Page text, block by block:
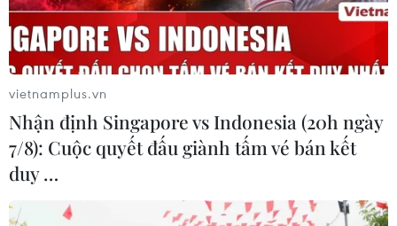
3. Băng ép bất động khi bị một số loại rắn hổ
cắn (rắn cạp nong, cạp nia, hổ mang chúa,
rắn biển và một số giống rắn hổ mang
thường).
4. Đưa bệnh nhân đến cơ sở y tế đồng thời
duy trì băng ép, bất động.
vietnamplus.vn
Nhận định Singapore vs Indonesia (20h ngày
7/8): Cuộc quyết đấu giành tấm vé bán kết
duy …